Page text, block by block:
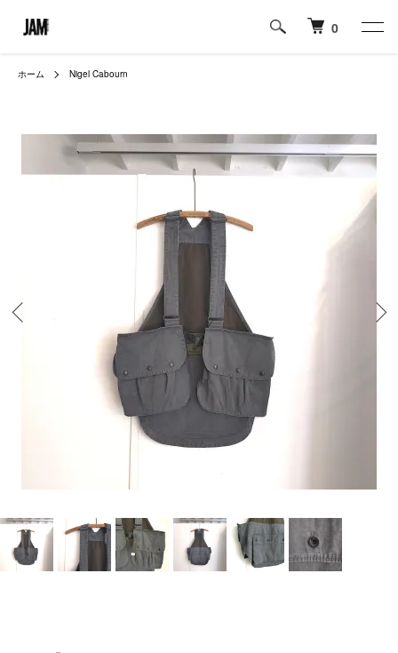
0
ホーム Nigel Cabourn